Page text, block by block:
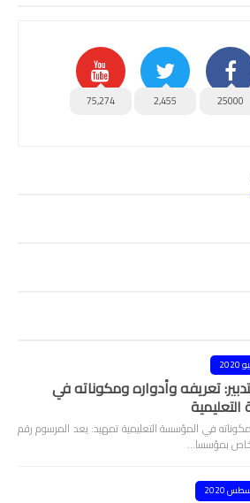
25000
2,455
75,274
تعريفه وأدواره ومكوناته في
في المؤسسة التعليمية تمهيد: يعد المرسوم رقم